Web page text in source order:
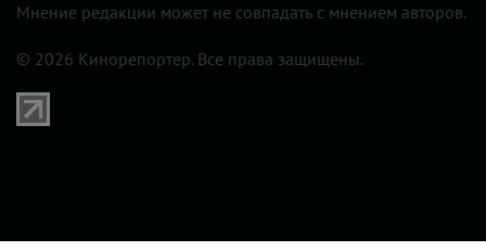
Мнение редакции может не совпадать с мнением авторов.
© 2026 Кинорепортер. Все права защищены.